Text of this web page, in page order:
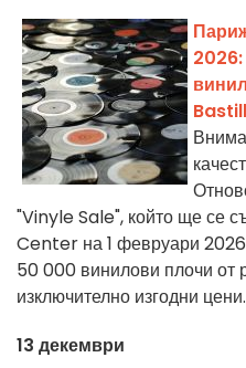
"Vinyle Sale", който ще се
Center на 1 февруари 2026
50 000 винилови плочи от
изключително изгодни цени.
13 декември